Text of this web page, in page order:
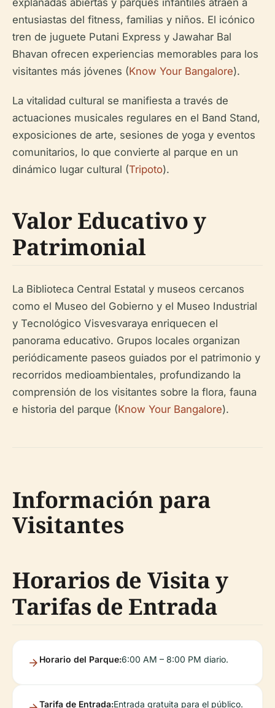
explanadas abiertas y parques infantiles atraen a
entusiastas del fitness, familias y niños. El icónico
tren de juguete Putani Express y Jawahar Bal
Bhavan ofrecen experiencias memorables para los
visitantes más jóvenes (Know Your Bangalore).
La vitalidad cultural se manifiesta a través de
actuaciones musicales regulares en el Band Stand,
exposiciones de arte, sesiones de yoga y eventos
comunitarios, lo que convierte al parque en un
dinámico lugar cultural (Tripoto).
Valor Educativo y
Patrimonial
La Biblioteca Central Estatal y museos cercanos
como el Museo del Gobierno y el Museo Industrial
y Tecnológico Visvesvaraya enriquecen el
panorama educativo. Grupos locales organizan
periódicamente paseos guiados por el patrimonio y
recorridos medioambientales, profundizando la
comprensión de los visitantes sobre la flora, fauna
e historia del parque (Know Your Bangalore).
Información para
Visitantes
Horarios de Visita y
Tarifas de Entrada
Horario del Parque:6:00 AM – 8:00 PM diario.
Tarifa de Entrada:Entrada gratuita para el público.